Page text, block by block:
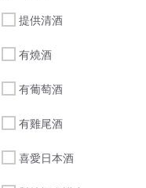
提供清酒
有燒酒
有葡萄酒
有雞尾酒
喜愛日本酒